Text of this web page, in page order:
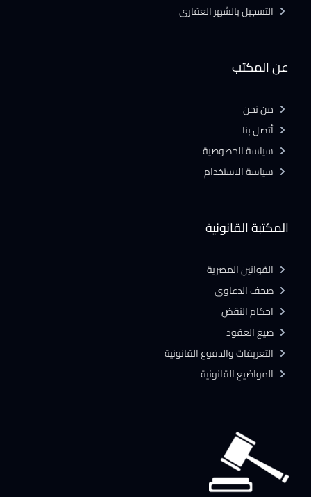
المكتبة القانونية
القوانين المصرية
صحف الدعاوى
احكام النقض
صيغ العقود
التعريفات والدفوع القانونية
المواضيع القانونية
عن المكتب
من نحن
أتصل بنا
سياسة الخصوصية
سياسة الاستخدام
التسجيل بالشهر العقارى